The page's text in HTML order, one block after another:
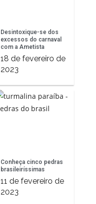
Desintoxique-se dos
excessos do carnaval
com a Ametista
18 de fevereiro de
2023
Conheça cinco pedras
brasileiríssimas
11 de fevereiro de
2023